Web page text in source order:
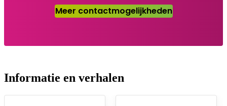
Meer contactmogelijkheden
Informatie en verhalen